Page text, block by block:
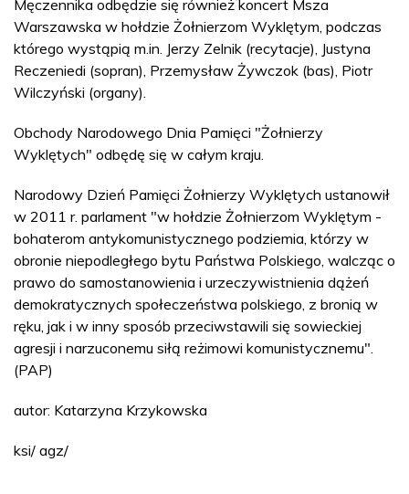
Męczennika odbędzie się również koncert Msza
Warszawska w hołdzie Żołnierzom Wyklętym, podczas
którego wystąpią m.in. Jerzy Zelnik (recytacje), Justyna
Reczeniedi (sopran), Przemysław Żywczok (bas), Piotr
Wilczyński (organy).
Obchody Narodowego Dnia Pamięci "Żołnierzy
Wyklętych" odbędę się w całym kraju.
Narodowy Dzień Pamięci Żołnierzy Wyklętych ustanowił
w 2011 r. parlament "w hołdzie Żołnierzom Wyklętym -
bohaterom antykomunistycznego podziemia, którzy w
obronie niepodległego bytu Państwa Polskiego, walcząc o
prawo do samostanowienia i urzeczywistnienia dążeń
demokratycznych społeczeństwa polskiego, z bronią w
ręku, jak i w inny sposób przeciwstawili się sowieckiej
agresji i narzuconemu siłą reżimowi komunistycznemu".
(PAP)
autor: Katarzyna Krzykowska
ksi/ agz/